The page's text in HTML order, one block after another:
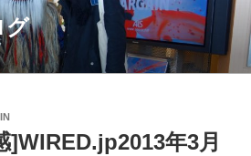
グ
]WIRED.jp2013年3月